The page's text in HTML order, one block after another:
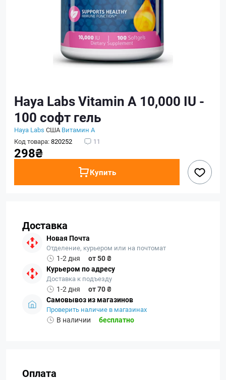
Haya Labs Vitamin A 10,000 IU -
100 софт гель
Haya Labs США Витамин А
Код товара:820252 11
298₴
Купить
Доставка
Новая Почта
Отделение, курьером или на почтомат
1-2 дня
от 50 ₴
Курьером по адресу
Доставка к подъезду
1-2 дня
от 70 ₴
Самовывоз из магазинов
Проверить наличие в магазинах
В наличии бесплатно
Оплата